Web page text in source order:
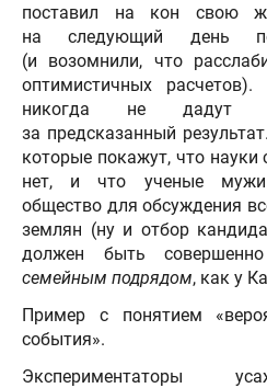
поставил на кон свою
на следующий день
(и возомнили, что
оптимистичных
никогда не дадут
за предсказанный
которые покажут, что
нет, и что ученые мужи
общество для обсуждения
землян (ну и отбор
должен быть
семейным подрядом, как у
Пример с понятием
события».
Экспериментаторы